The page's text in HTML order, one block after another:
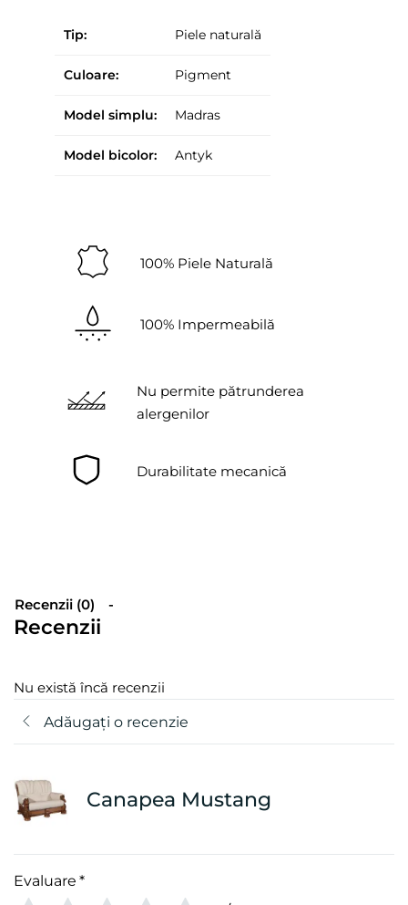
Tip: Piele naturală
Culoare: Pigment
Model simplu: Madras
Model bicolor: Antyk
100% Piele Naturală
100% Impermeabilă
Nu permite pătrunderea
alergenilor
Durabilitate mecanică
Recenzii (0)
Recenzii
Nu există încă recenzii
Adăugați o recenzie
Canapea Mustang
Evaluare *